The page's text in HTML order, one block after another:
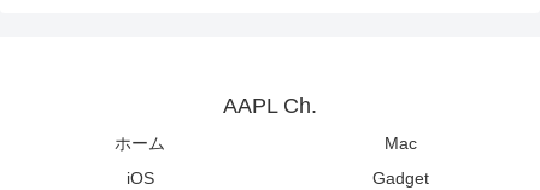
AAPL Ch.
ホーム
Mac
iOS
Gadget